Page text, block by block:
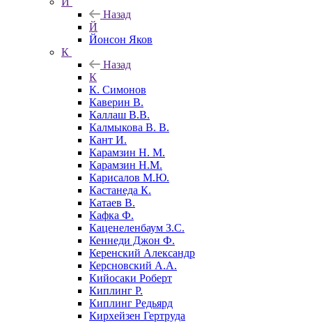
Назад
Й
Йонсон Яков
К
Назад
К
К. Симонов
Каверин В.
Каллаш В.В.
Калмыкова В. В.
Кант И.
Карамзин Н. М.
Карамзин Н.М.
Карисалов М.Ю.
Кастанеда К.
Катаев В.
Кафка Ф.
Каценеленбаум З.С.
Кеннеди Джон Ф.
Керенский Александр
Керсновский А.А.
Кийосаки Роберт
Киплинг Р.
Киплинг Редьярд
Кирхейзен Гертруда